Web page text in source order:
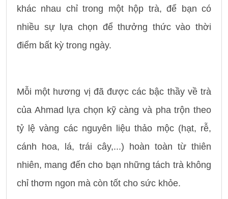
khác nhau chỉ trong một hộp trà, để bạn có
nhiều sự lựa chọn để thưởng thức vào thời
điểm bất kỳ trong ngày.
Mỗi một hương vị đã được các bậc thầy về trà
của Ahmad lựa chọn kỹ càng và pha trộn theo
tỷ lệ vàng các nguyên liệu thảo mộc (hạt, rễ,
cánh hoa, lá, trái cây,...) hoàn toàn từ thiên
nhiên, mang đến cho bạn những tách trà không
chỉ thơm ngon mà còn tốt cho sức khỏe.